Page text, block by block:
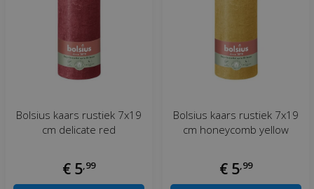
Bolsius kaars rustiek 7x19
cm delicate red
€ 5 99
Bolsius kaars rustiek 7x19
cm honeycomb yellow
€ 5 99